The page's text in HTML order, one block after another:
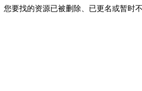
您要找的资源已被删除、已更名或暂时